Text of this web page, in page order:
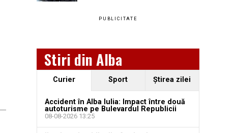
PUBLICITATE
Stiri din Alba
Curier Sport Ştirea zilei
Accident în Alba Iulia: Impact între două
autoturisme pe Bulevardul Republicii
08-08-2026 13:25